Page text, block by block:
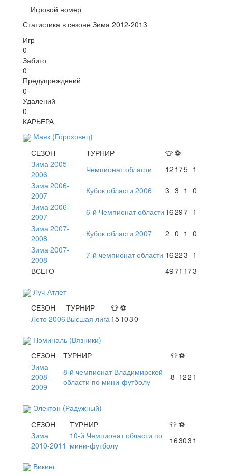
Игровой номер
Статистика в сезоне Зима 2012-2013
Игр
0
Забито
0
Предупреждений
0
Удалений
0
КАРЬЕРА
Маяк (Гороховец)
СЕЗОН
ТУРНИР 👕 ⚽
Зима 2005-
2006
Чемпионат области 12 175 1
Зима 2006-
2007
Кубок области 2006 3 3 1
0
Зима 2006-
2007
6-й Чемпионат области 16297 1
Зима 2007-
2008
Кубок области 2007 2 0 1
0
Зима 2007-
2008
7-й чемпионат области 16223 1
ВСЕГО
4971 173
Луч-Атлет
СЕЗОН
ТУРНИР 👕 ⚽
Лето 2006 Высшая лига 151030
Номиналь (Вязники)
СЕЗОН
ТУРНИР 👕⚽
Зима
2008-
2009
8-й чемпионат Владимирской
области по мини-футболу
8 122 1
Электон (Радужный)
СЕЗОН
ТУРНИР 👕 ⚽
Зима
2010-2011
10-й Чемпионат области по
мини-футболу
16303 1
Викинг